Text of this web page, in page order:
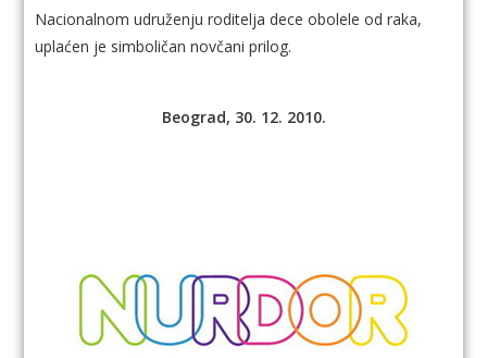
Nacionalnom udruženju roditelja dece obolele od raka,
uplaćen je simboličan novčani prilog.
Beograd, 30. 12. 2010.